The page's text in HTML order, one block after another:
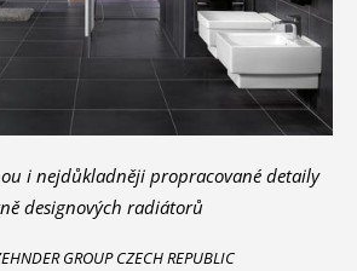
i nejdůkladněji propracované detaily
designových radiátorů
GROUP CZECH REPUBLIC